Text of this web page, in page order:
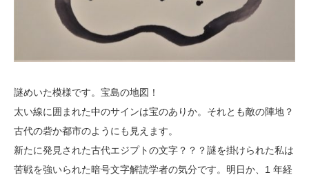
謎めいた模様です。宝島の地図！
太い線に囲まれた中のサインは宝のありか。それとも敵の陣地？
古代の砦か都市のようにも見えます。
新たに発見された古代エジプトの文字？？？謎を掛けられた私は
苦戦を強いられた暗号文字解読学者の気分です。明日か、1 年経